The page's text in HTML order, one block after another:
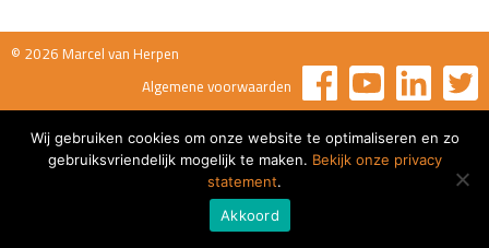
© 2026 Marcel van Herpen
Algemene voorwaarden
Wij gebruiken cookies om onze website te optimaliseren en zo
gebruiksvriendelijk mogelijk te maken. Bekijk onze privacy
statement.
Akkoord